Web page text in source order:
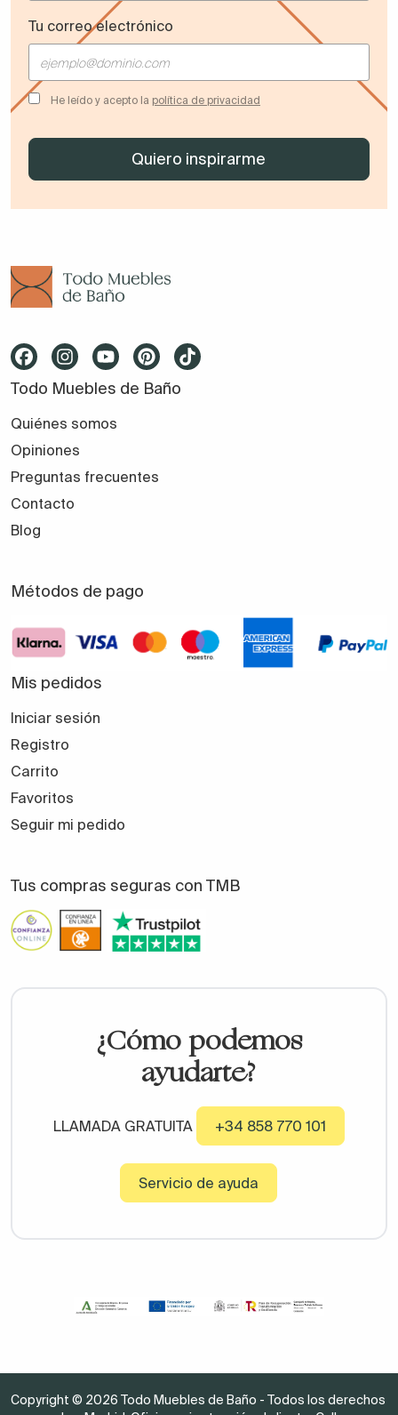
Tu correo electrónico
He leído y acepto la política de privacidad
Todo Muebles de Baño
Quiénes somos
Opiniones
Preguntas frecuentes
Contacto
Blog
Métodos de pago
Mis pedidos
Iniciar sesión
Registro
Carrito
Favoritos
Seguir mi pedido
Tus compras seguras con TMB
¿Cómo podemos
ayudarte?
LLAMADA GRATUITA +34 858 770 101
Servicio de ayuda
Copyright © 2026 Todo Muebles de Baño - Todos los derechos